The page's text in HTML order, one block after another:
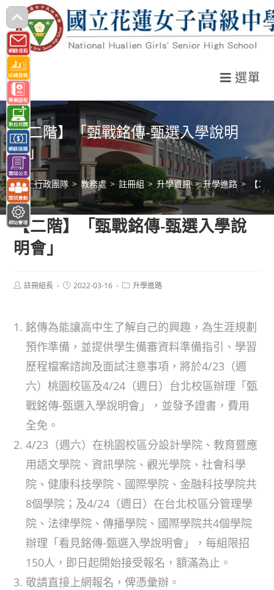
跳
轉
至
主
要
內
容
選單
【二階】「甄戰銘傳-甄選入學說明
會」
> 行政團隊 > 教務處 > 註冊組 > 升學資訊 > 升學進路 > 【二
【二階】「甄戰銘傳-甄選入學說
明會」
Post註冊組長
Post2022-03-16
Post升學進路
銘傳為能讓高中生了解自己的興趣，為生涯規劃
預作準備，並提供學生備審資料準備指引、學習
歷程檔案諮詢及面試注意事項，將於4/23（週
六）桃園校區及4/24（週日）台北校區辦理「甄
戰銘傳-甄選入學說明會」，並發予證書，費用
全免。
4/23（週六）在桃園校區分設計學院、教育暨應
用語文學院、資訊學院、觀光學院、社會科學
院、健康科技學院、國際學院、金融科技學院共
8個學院；及4/24（週日）在台北校區分管理學
院、法律學院、傳播學院、國際學院共4個學院
辦理「看見銘傳-甄選入學說明會」，每組限招
150人，即日起開始接受報名，額滿為止。
敬請直接上網報名，俾憑彙辦。